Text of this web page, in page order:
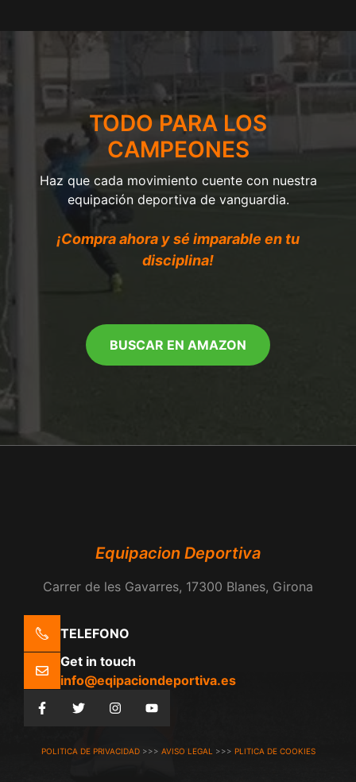
TODO PARA LOS
CAMPEONES
Haz que cada movimiento cuente con nuestra
equipación deportiva de vanguardia.
¡Compra ahora y sé imparable en tu
disciplina!
BUSCAR EN AMAZON
Equipacion Deportiva
Carrer de les Gavarres, 17300 Blanes, Girona
TELEFONO
Get in touch
info@eqipaciondeportiva.es
POLITICA DE PRIVACIDAD>>> AVISO LEGAL >>> PLITICA DE COOKIES